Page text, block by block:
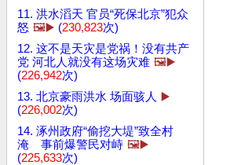
11. 洪水滔天 官员“死保北京”犯众
怒 🖼️▶️ (230,823次)
12. 这不是天灾是党祸！没有共产
党 河北人就没有这场灾难 🖼️▶️
(226,942次)
13. 北京豪雨洪水 场面骇人 ▶️
(226,002次)
14. 涿州政府“偷挖大堤”致全村
淹 事前爆警民对峙 🖼️▶️
(225,633次)